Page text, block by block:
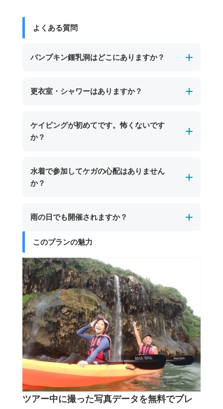
よくある質問
パンプキン鍾乳洞はどこにありますか？
パンプキン鍾乳洞は、宮古島の東南部、保良泉
干潮時にのみ入口が現れ、カボチャのような形
をした岩が特徴。宮古島市街地からは車で約30
ケリングやケイビングツアーで訪れることがで
きます。
更衣室・シャワーはありますか？
男女別の温水シャワーと更衣室、トイレを完備
しています。
で利用できるプールもあり、宮古島の海遊び後
も楽しい時間を推し越しいただけます。
ケイビングが初めてです。怖くないです
か？
初めての方でも安心してご参加いただけます。
宮古島のパンプキン鍾乳洞では、一部に天井が
ットやヘルメットなどの安全装備も完備してお
力や経験に自信がない方でも安心して楽しめま
す。
水着で参加してケガの心配はありません
か？
はい、水着でご参加いただいても大きなケガの
ただし、岩場などで小さな擦り傷が生じる場合
は、レギンスや長袖のラッシュガードを着用い
ただくと一層安全です。
雨の日でも開催されますか？
宮古島のパンプキン鍾乳洞ツアーは、海況が安
全と判断できる場合、雨の日でも開催します。
シトシト雨程度であれば問題なく催行可能で
す。ツアーが中止となった場合は、日程変更や
代案をご提案いたします。
このプランの魅力
ツアー中に撮った写真データを無料でプレ